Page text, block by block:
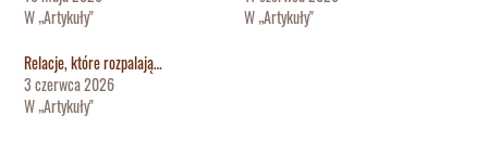
W „Artykuły"
W „Artykuły"
Relacje, które rozpalają…
3 czerwca 2026
W „Artykuły"